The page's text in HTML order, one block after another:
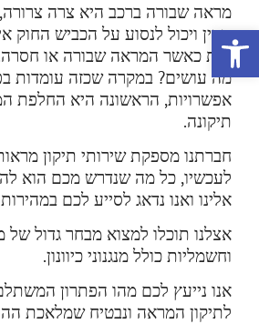
פתח סרגל נגישות
מראה שבורה ברכב היא צרה
תקין ויכול לנסוע על הכביש החוק
זאת כאשר המראה שבורה או
מה עושים? במקרה שכזה עומדות
אפשרויות, הראשונה היא החלפת
תיקונה.
חברתנו מספקת שירותי תיקון
לעכשיו, כל מה שנדרש מכם הוא
אלינו ואנו נדאג לסייע לכם
אצלנו תוכלו למצוא מבחר גדול של
וחשמליות כולל מנגנוני כיוונון.
אנו נייעץ לכם מהו הפתרון
לתיקון המראה ונבטיח שמלאכת